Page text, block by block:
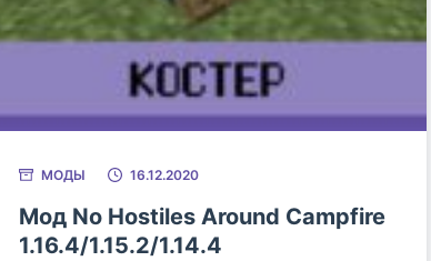
МОДЫ 16.12.2020
Мод No Hostiles Around Campfire
1.16.4/1.15.2/1.14.4